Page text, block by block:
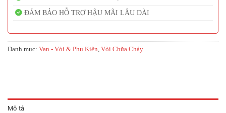
ĐẢM BẢO HỖ TRỢ HẬU MÃI LÂU DÀI
Danh mục: Van - Vòi & Phụ Kiện, Vòi Chữa Cháy
Mô tả